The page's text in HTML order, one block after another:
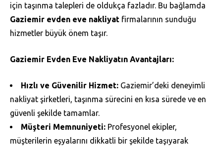
için taşınma talepleri de oldukça fazladır. Bu bağlamda
Gaziemir evden eve nakliyat firmalarının sunduğu
hizmetler büyük önem taşır.
Gaziemir Evden Eve Nakliyatın Avantajları:
Hızlı ve Güvenilir Hizmet: Gaziemir’deki deneyimli
nakliyat şirketleri, taşınma sürecini en kısa sürede ve en
güvenli şekilde tamamlar.
Müşteri Memnuniyeti: Profesyonel ekipler,
müşterilerin eşyalarını dikkatli bir şekilde taşıyarak